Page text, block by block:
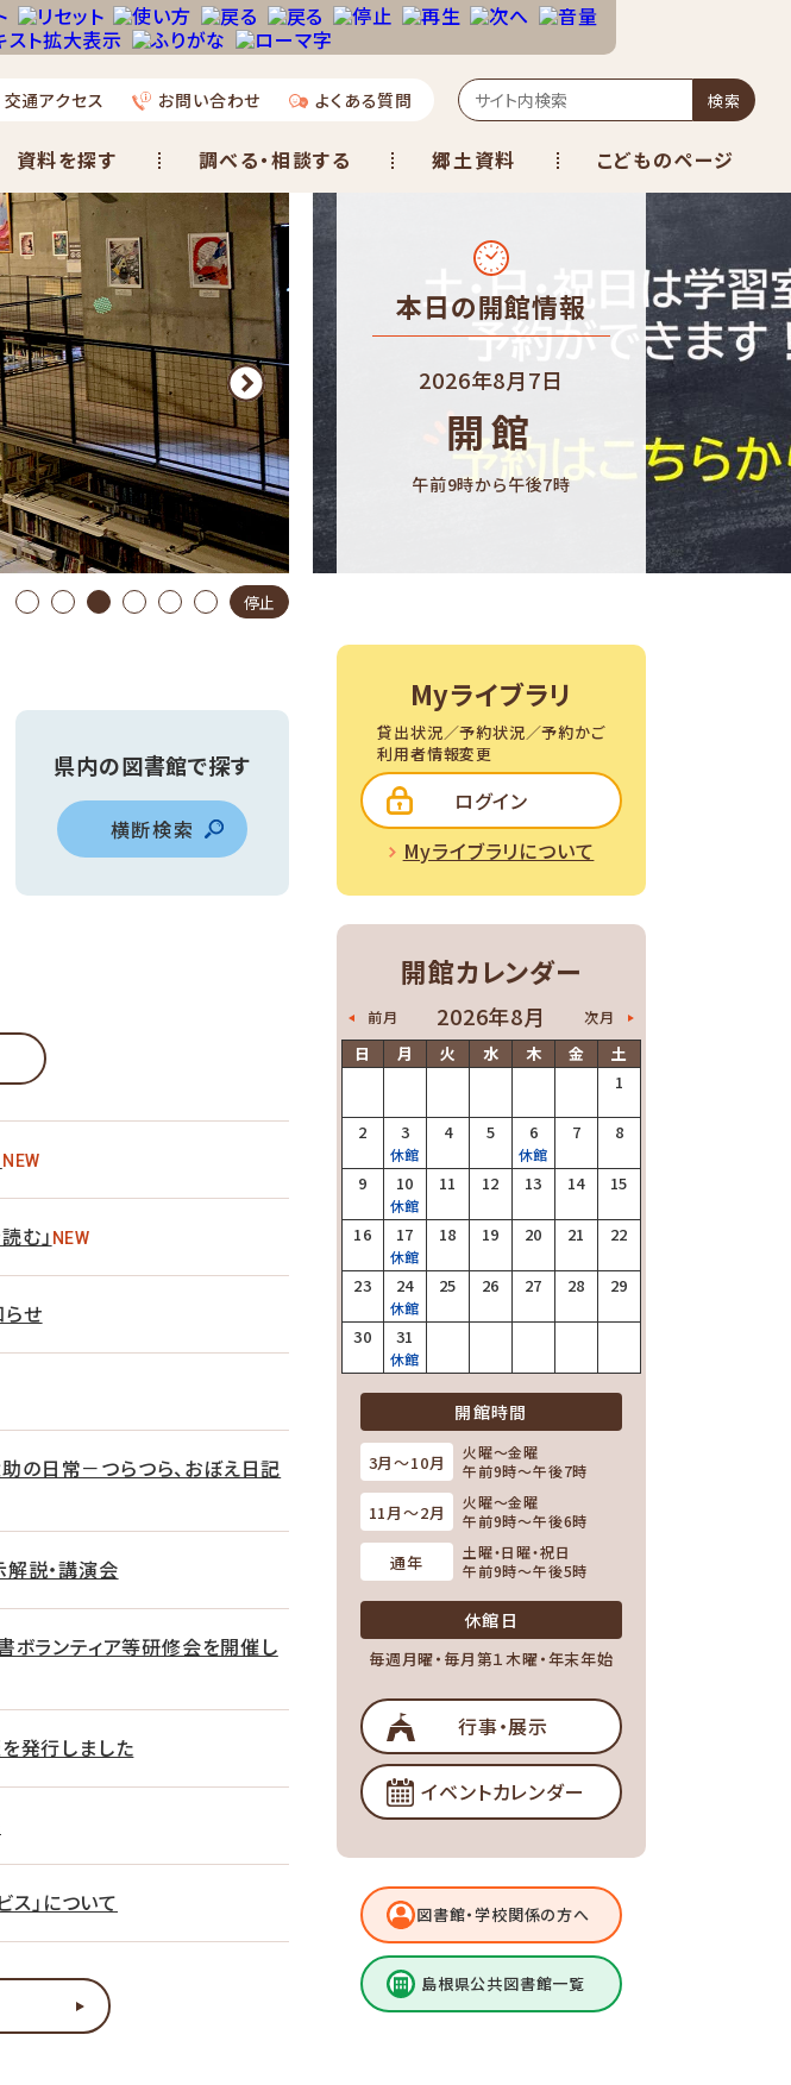
資料を探す 調べる・相談する 郷土資料 こどものページ
交通アクセス お問い合わせ よくある質問 検索
停止
本日の開館情報
2026年8月7日
開館
午前9時から午後7時
県内の図書館で探す
横断検索
Myライブラリ
貸出状況／予約状況／予約かご
利用者情報変更
ログイン
Myライブラリについて
NEW
む」 NEW
せ
の日常－つらつら、おぼえ日記
解説・講演会
ボランティア等研修会を開催し
発行しました
」について
開館カレンダー
前月 2026年8月 次月
日 月 火 水 木 金
土
1
2 3
休館
4 5 6
休館
7 8
9 10
休館
11 12 13 14 15
16 17
休館
18 19 20 21 22
23 24
休館
25 26 27 28 29
30 31
休館
開館時間
3月～10月
火曜～金曜
午前9時～午後7時
11月～2月
火曜～金曜
午前9時～午後6時
通年
土曜・日曜・祝日
午前9時～午後5時
休館日
毎週月曜・毎月第１木曜・年末年始
行事・展示
イベントカレンダー
図書館・学校関係の方へ
島根県公共図書館一覧